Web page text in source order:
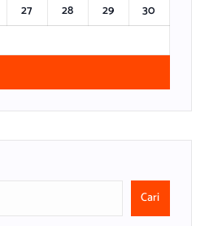
27 28 29
30
Cari